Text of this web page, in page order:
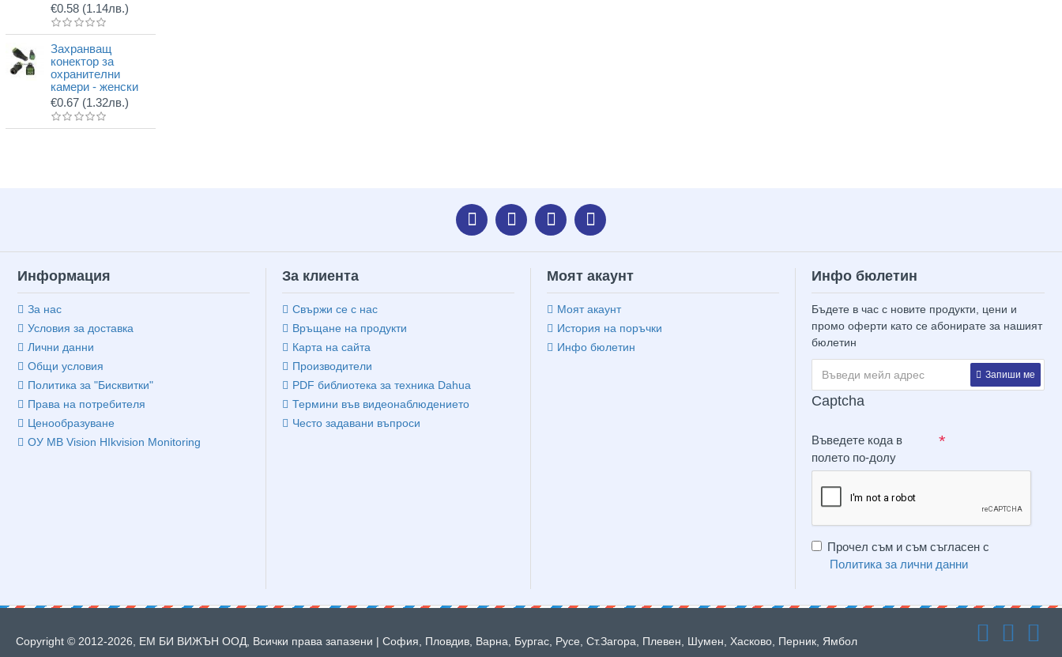
€0.58 (1.14лв.)
Захранващ
конектор за
охранителни
камери - женски
€0.67 (1.32лв.)
Информация
За нас
Условия за доставка
Лични данни
Общи условия
Политика за "Бисквитки"
Права на потребителя
Ценообразуване
ОУ MB Vision HIkvision Monitoring
За клиента
Свържи се с нас
Връщане на продукти
Карта на сайта
Производители
PDF библиотека за техника Dahua
Термини във видеонаблюдението
Често задавани въпроси
Моят акаунт
Моят акаунт
История на поръчки
Инфо бюлетин
Инфо бюлетин
Бъдете в час с новите продукти, цени и
промо оферти като се абонирате за нашият
бюлетин
Запиши ме
Captcha
Въведете кода в
полето по-долу
Прочел съм и съм съгласен с
Политика за лични данни
Copyright © 2012-2026, ЕМ БИ ВИЖЪН ООД, Всички права запазени | София, Пловдив, Варна, Бургас, Русе, Ст.Загора, Плевен, Шумен, Хасково, Перник, Ямбол